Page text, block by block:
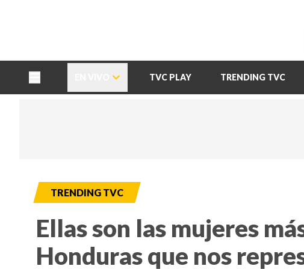
TVC PLAY TRENDING TVC
TRENDING TVC
Ellas son las mujeres
Honduras que nos